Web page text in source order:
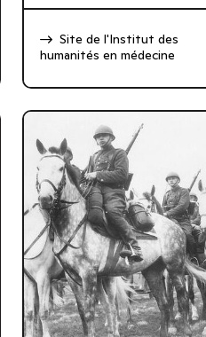
Site de l'Institut des
humanités en médecine